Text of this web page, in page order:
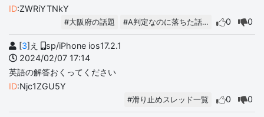
ID:ZWRiYTNkY
#大阪府の話題 #A判定なのに落ちた話… 0 0
[3]え
sp/iPhone ios17.2.1
2024/02/07 17:14
英語の解答おくってください
ID:Njc1ZGU5Y
#滑り止めスレッド一覧 0 0